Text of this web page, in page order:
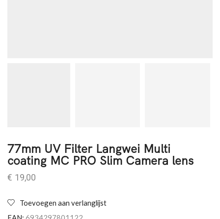
77mm UV Filter Langwei Multi
coating MC PRO Slim Camera lens
€ 19,00
Toevoegen aan verlanglijst